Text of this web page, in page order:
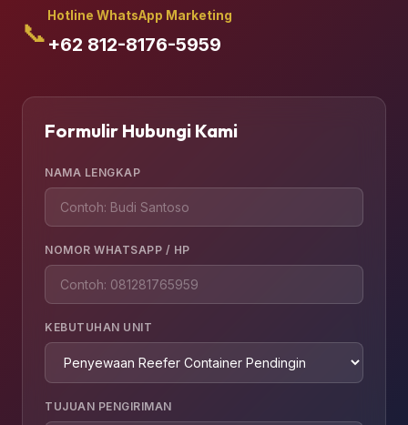
📞
Hotline WhatsApp Marketing
+62 812-8176-5959
Formulir Hubungi Kami
NAMA LENGKAP
NOMOR WHATSAPP / HP
KEBUTUHAN UNIT
TUJUAN PENGIRIMAN